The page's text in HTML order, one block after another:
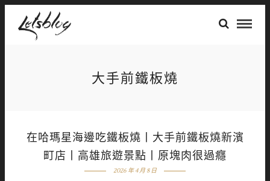
大手前鐵板燒
在哈瑪星海邊吃鐵板燒丨大手前鐵板燒新濱
町店丨高雄旅遊景點丨原塊肉很過癮
2026 年 4 月 8 日